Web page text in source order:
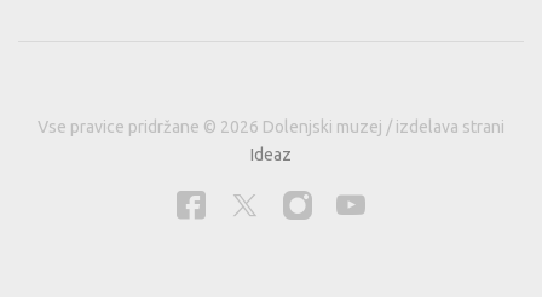
Vse pravice pridržane © 2026 Dolenjski muzej / izdelava strani
Ideaz